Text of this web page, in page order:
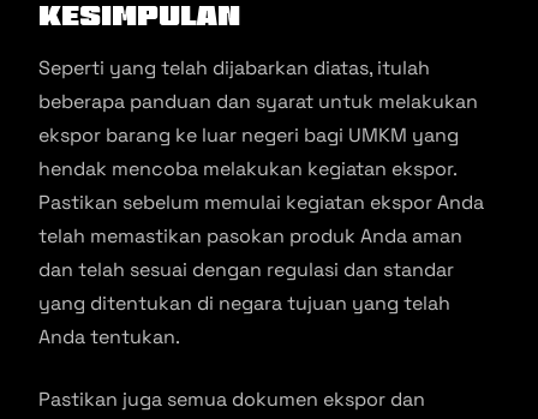
Kesimpulan
Seperti yang telah dijabarkan diatas, itulah
beberapa panduan dan syarat untuk melakukan
ekspor barang ke luar negeri bagi UMKM yang
hendak mencoba melakukan kegiatan ekspor.
Pastikan sebelum memulai kegiatan ekspor Anda
telah memastikan pasokan produk Anda aman
dan telah sesuai dengan regulasi dan standar
yang ditentukan di negara tujuan yang telah
Anda tentukan.
Pastikan juga semua dokumen ekspor dan